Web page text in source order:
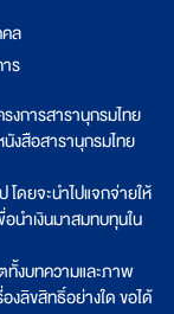
ล
ร
งการสารานุกรมไทย
งสือสารานุกรมไทย
โดยจะนำไปแจกจ่ายให้
นำเงินมาสมทบทุนใน
ทั้งบทความและภาพ
งลิขสิทธิ์อย่างใด ขอได้